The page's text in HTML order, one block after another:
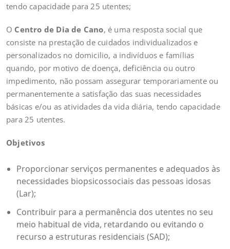
tendo capacidade para 25 utentes;
O Centro de Dia de Cano, é uma resposta social que
consiste na prestação de cuidados individualizados e
personalizados no domicilio, a indivíduos e famílias
quando, por motivo de doença, deficiência ou outro
impedimento, não possam assegurar temporariamente ou
permanentemente a satisfação das suas necessidades
básicas e/ou as atividades da vida diária, tendo capacidade
para 25 utentes.
Objetivos
Proporcionar serviços permanentes e adequados às
necessidades biopsicossociais das pessoas idosas
(Lar);
Contribuir para a permanência dos utentes no seu
meio habitual de vida, retardando ou evitando o
recurso a estruturas residenciais (SAD);